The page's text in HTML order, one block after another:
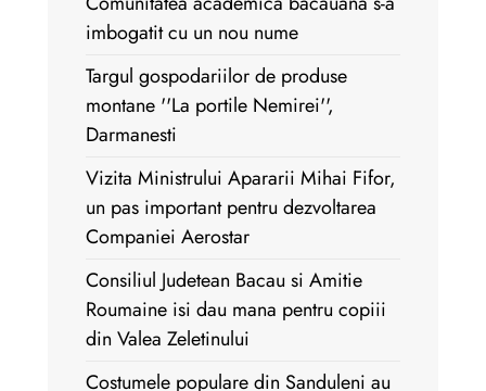
imbogatit cu un nou nume
Targul gospodariilor de produse
montane ''La portile Nemirei'',
Darmanesti
Vizita Ministrului Apararii Mihai Fifor,
un pas important pentru dezvoltarea
Companiei Aerostar
Consiliul Judetean Bacau si Amitie
Roumaine isi dau mana pentru copiii
din Valea Zeletinului
Costumele populare din Sanduleni au